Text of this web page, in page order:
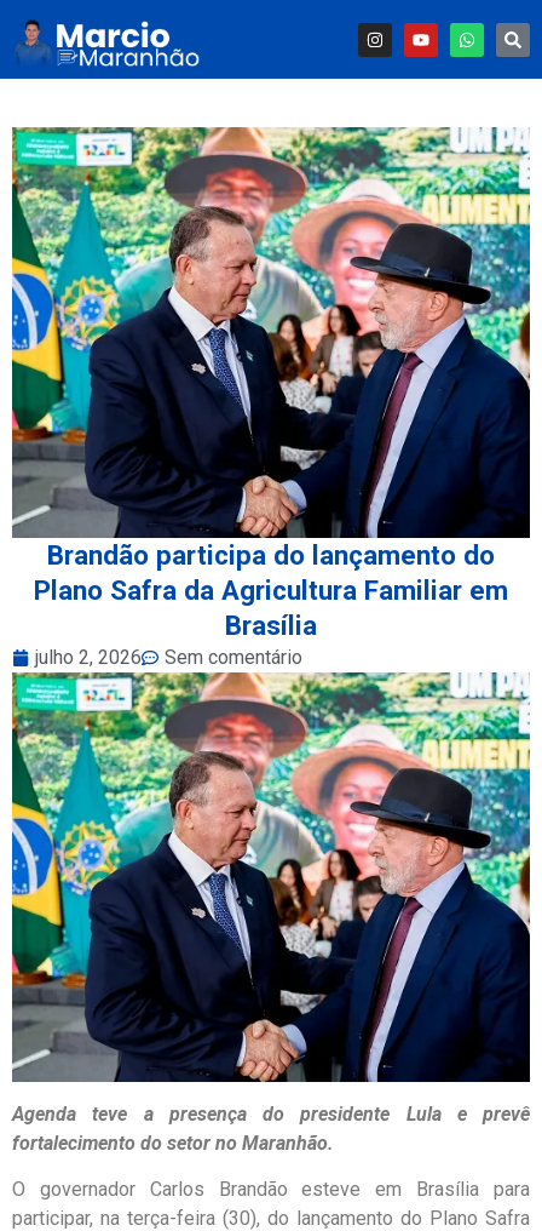
Brandão participa do lançamento do
Plano Safra da Agricultura Familiar em
Brasília
julho 2, 2026 Sem comentário
Agenda teve a presença do presidente Lula e prevê
fortalecimento do setor no Maranhão.
O governador Carlos Brandão esteve em Brasília para
participar, na terça-feira (30), do lançamento do Plano Safra